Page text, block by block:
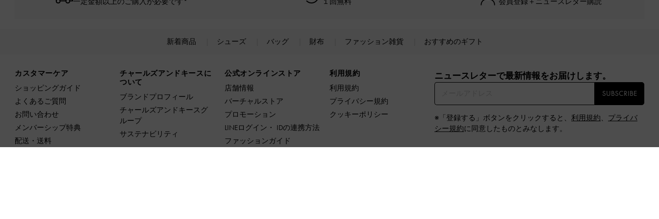
新着商品 シューズ バッグ 財布 ファッション雑貨 おすすめのギフト
カスタマーケア
ショッピングガイド
よくあるご質問
お問い合わせ
メンバーシップ特典
配送・送料
チャールズアンドキースに
ついて
ブランドプロフィール
チャールズアンドキースグ
ループ
サステナビリティ
公式オンラインストア
店舗情報
バーチャルストア
プロモーション
LINEログイン・ IDの連携方法
ファッションガイド
利用規約
利用規約
プライバシー規約
クッキーポリシー
ニュースレターで最新情報をお届けします。​
SUBSCRIBE
※「登録する」ボタンをクリックすると、 利用規約、 プライバ
シー規約に同意したものとみなします。